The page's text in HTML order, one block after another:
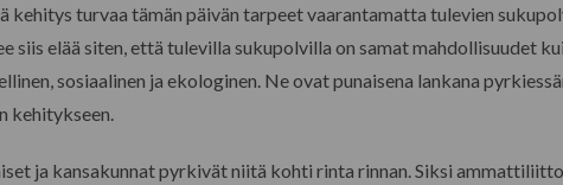
turvaa tämän päivän tarpeet vaarantamatta tulevien
elää siten, että tulevilla sukupolvilla on samat mahdollisuudet
sosiaalinen ja ekologinen. Ne ovat punaisena lankana
kehitykseen.
ja kansakunnat pyrkivät niitä kohti rinta rinnan. Siksi